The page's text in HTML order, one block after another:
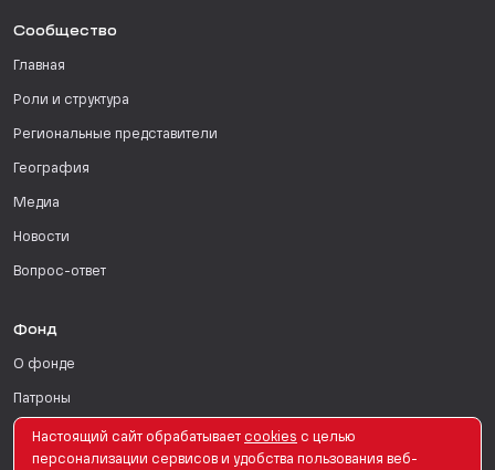
Сообщество
Главная
Роли и структура
Региональные представители
География
Медиа
Новости
Вопрос-ответ
Фонд
О фонде
Патроны
Поддержать
Настоящий сайт обрабатывает сookies с целью
персонализации сервисов и удобства пользования веб-